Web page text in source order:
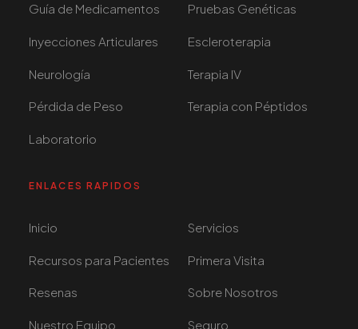
Guía de Medicamentos Pruebas Genéticas
Inyecciones Articulares Escleroterapia
Neurología Terapia IV
Pérdida de Peso Terapia con Péptidos
Laboratorio
ENLACES RAPIDOS
Inicio Servicios
Recursos para Pacientes Primera Visita
Resenas Sobre Nosotros
Nuestro Equipo Seguro